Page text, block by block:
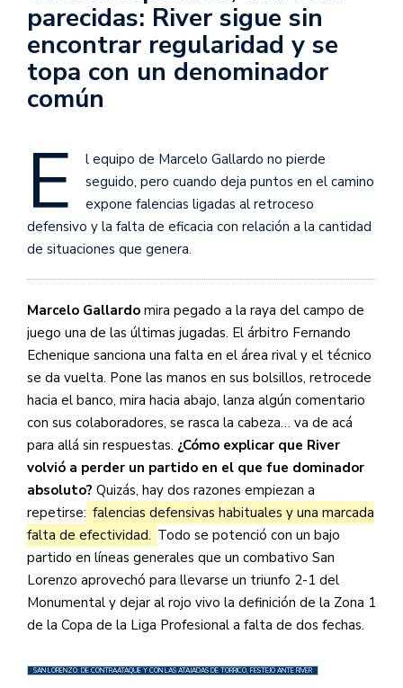
parecidas: River sigue sin
encontrar regularidad y se
topa con un denominador
común
E
l equipo de Marcelo Gallardo no pierde
seguido, pero cuando deja puntos en el camino
expone falencias ligadas al retroceso
defensivo y la falta de eficacia con relación a la cantidad
de situaciones que genera.
Marcelo Gallardo mira pegado a la raya del campo de
juego una de las últimas jugadas. El árbitro Fernando
Echenique sanciona una falta en el área rival y el técnico
se da vuelta. Pone las manos en sus bolsillos, retrocede
hacia el banco, mira hacia abajo, lanza algún comentario
con sus colaboradores, se rasca la cabeza… va de acá
para allá sin respuestas. ¿Cómo explicar que River
volvió a perder un partido en el que fue dominador
absoluto? Quizás, hay dos razones empiezan a
repetirse: falencias defensivas habituales y una marcada
falta de efectividad. Todo se potenció con un bajo
partido en líneas generales que un combativo San
Lorenzo aprovechó para llevarse un triunfo 2-1 del
Monumental y dejar al rojo vivo la definición de la Zona 1
de la Copa de la Liga Profesional a falta de dos fechas.
SAN LORENZO. DE CONTRAATAQUE Y CON LAS ATAJADAS DE TORRICO, FESTEJÓ ANTE RIVER